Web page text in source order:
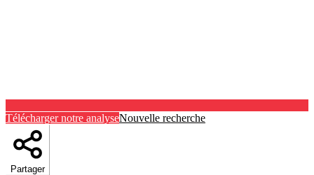
Télécharger notre analyseNouvelle recherche
Partager